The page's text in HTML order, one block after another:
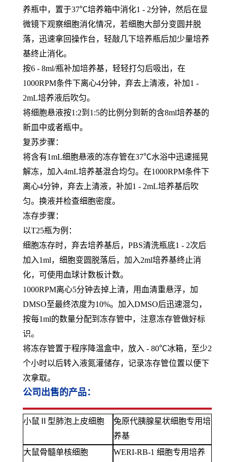
养瓶中，置于37℃培养箱中消化1 - 2分钟，然后在显
微镜下观察细胞消化情况，若细胞大部分变圆并脱
落，迅速拿回操作台，轻敲几下培养瓶后加少量培养
基终止消化。
按6 - 8ml/瓶补加培养基，轻轻打匀后吸出，在
1000RPM条件下离心4分钟，弃去上清液，补加1 -
2mL培养液后吹匀。
将细胞悬液按1:2到1:5的比例分到新的含8ml培养基的
新皿中或者瓶中。
复苏步骤：
将含有1mL细胞悬液的冻存管在37℃水浴中迅速摇晃
解冻，加入4mL培养基混合均匀。在1000RPM条件下
离心4分钟，弃去上清液，补加1 - 2mL培养基后吹
匀。换液并检查细胞密度。
冻存步骤：
以T25瓶为例：
细胞冻存时，弃去培养基后，PBS清洗瓶底1 - 2次后
加入1ml，细胞变圆脱落后，加入2ml培养基终止消
化，可使用血球计数板计数。
1000RPM离心5分钟去掉上清，用血清重悬浮，加
DMSO至最终浓度为10%。加入DMSO后迅速混匀，
按每1ml的数量分配到冻存管中，注意冻存管做好标
识。
将冻存管置于程序降温盒中，放入 - 80℃冰箱，至少2
个小时以后转入液氮灌储存，记录冻存管位置以便下
次拿取。
公司出售的产品：
小鼠 Ⅱ型肺泡上皮细胞
兔原代胰腺星状细胞专用培
养基
大鼠骨髓单核细胞
WERI-RB-1 细胞专用培养